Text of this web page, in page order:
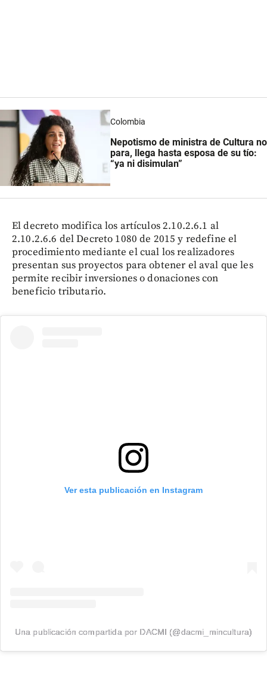
Colombia
Nepotismo de ministra de Cultura no
para, llega hasta esposa de su tío:
“ya ni disimulan”
El decreto modifica los artículos 2.10.2.6.1 al
2.10.2.6.6 del Decreto 1080 de 2015 y redefine el
procedimiento mediante el cual los realizadores
presentan sus proyectos para obtener el aval que les
permite recibir inversiones o donaciones con
beneficio tributario.
Ver esta publicación en Instagram
Una publicación compartida por DACMI (@dacmi_mincultura)